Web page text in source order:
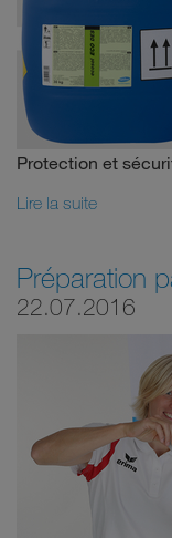
Protection et
Lire la suite
Préparation
22.07.2016